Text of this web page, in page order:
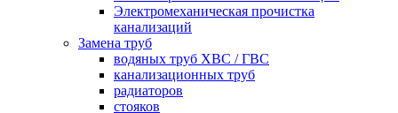
Электромеханическая прочистка
канализаций
Замена труб
водяных труб ХВС / ГВС
канализационных труб
радиаторов
стояков